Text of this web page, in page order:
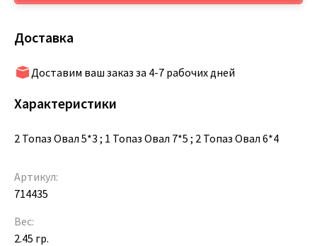
Доставка
Доставим ваш заказ за 4-7 рабочих дней
Характеристики
2 Топаз Овал 5*3 ; 1 Топаз Овал 7*5 ; 2 Топаз Овал 6*4
Артикул:
714435
Вес:
2.45 гр.